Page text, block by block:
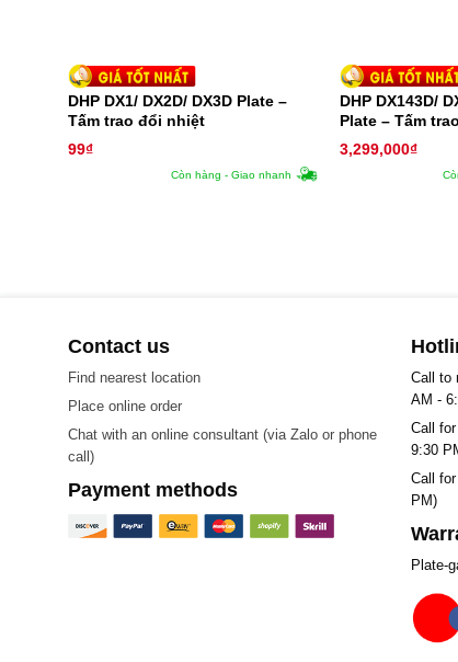
DHP DX1/ DX2D/ DX3D Plate –
Tấm trao đổi nhiệt
99₫
Còn hàng - Giao nhanh
DHP DX143D/
Plate – Tấm
3,299,000₫
Contact us
Find nearest location
Place online order
Chat with an online consultant (via Zalo or phone
call)
Payment methods
Call to
AM -
Call
9:30
Call
PM)
Plate-